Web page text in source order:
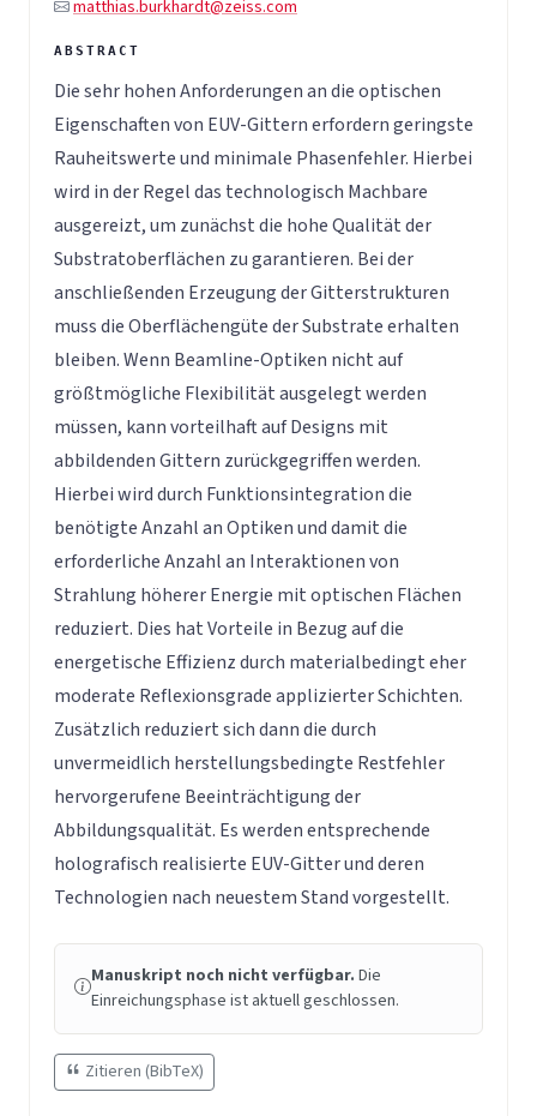
matthias.burkhardt@zeiss.com
Die sehr hohen Anforderungen an die optischen
Eigenschaften von EUV-Gittern erfordern geringste
Rauheitswerte und minimale Phasenfehler. Hierbei
wird in der Regel das technologisch Machbare
ausgereizt, um zunächst die hohe Qualität der
Substratoberflächen zu garantieren. Bei der
anschließenden Erzeugung der Gitterstrukturen
muss die Oberflächengüte der Substrate erhalten
bleiben. Wenn Beamline-Optiken nicht auf
größtmögliche Flexibilität ausgelegt werden
müssen, kann vorteilhaft auf Designs mit
abbildenden Gittern zurückgegriffen werden.
Hierbei wird durch Funktionsintegration die
benötigte Anzahl an Optiken und damit die
erforderliche Anzahl an Interaktionen von
Strahlung höherer Energie mit optischen Flächen
reduziert. Dies hat Vorteile in Bezug auf die
energetische Effizienz durch materialbedingt eher
moderate Reflexionsgrade applizierter Schichten.
Zusätzlich reduziert sich dann die durch
unvermeidlich herstellungsbedingte Restfehler
hervorgerufene Beeinträchtigung der
Abbildungsqualität. Es werden entsprechende
holografisch realisierte EUV-Gitter und deren
Technologien nach neuestem Stand vorgestellt.
Manuskript noch nicht verfügbar. Die
Einreichungsphase ist aktuell geschlossen.
Zitieren (BibTeX)